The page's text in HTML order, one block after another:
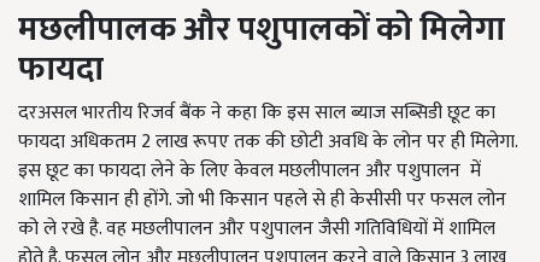
मछलीपालक और पशुपालकों को मिलेगा
फायदा
दरअसल भारतीय रिजर्व बैंक ने कहा कि इस साल ब्याज सब्सिडी छूट का
फायदा अधिकतम 2 लाख रूपए तक की छोटी अवधि के लोन पर ही मिलेगा.
इस छूट का फायदा लेने के लिए केवल मछलीपालन और पशुपालन में
शामिल किसान ही होंगे. जो भी किसान पहले से ही केसीसी पर फसल लोन
को ले रखे है. वह मछलीपालन और पशुपालन जैसी गतिविधियों में शामिल